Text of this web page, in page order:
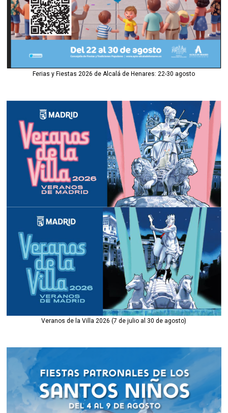
Ferias y Fiestas 2026 de Alcalá de Henares: 22-30 agosto
Veranos de la Villa 2026 (7 de julio al 30 de agosto)